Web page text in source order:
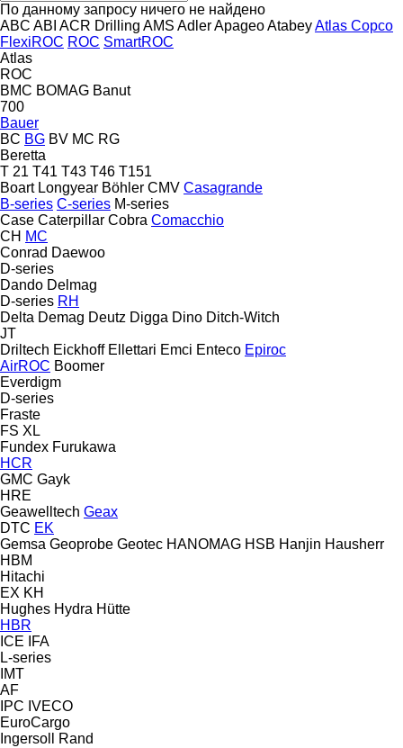
По данному запросу ничего не найдено
ABC ABI ACR Drilling AMS AdlerApageoAtabeyAtlas Copco
FlexiROC ROC SmartROC
Atlas
ROC
BMC BOMAG Banut
700
Bauer
BC BG BV MC RG
Beretta
T 21 T41 T43 T46 T151
Boart Longyear Böhler CMV Casagrande
B-series C-series M-series
Case Caterpillar Cobra Comacchio
CH MC
Conrad Daewoo
D-series
Dando Delmag
D-series RH
Delta Demag Deutz Digga Dino Ditch-Witch
JT
Driltech Eickhoff Ellettari Emci Enteco Epiroc
AirROC Boomer
Everdigm
D-series
Fraste
FS XL
Fundex Furukawa
HCR
GMC Gayk
HRE
Geawelltech Geax
DTC EK
Gemsa Geoprobe Geotec HANOMAG HSB Hanjin Hausherr
HBM
Hitachi
EX KH
Hughes Hydra Hütte
HBR
ICE
IFA
L-series
IMT
AF
IPC IVECO
EuroCargo
Ingersoll Rand